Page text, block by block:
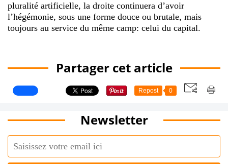
pluralité artificielle, la droite continuera d’avoir
l’hégémonie, sous une forme douce ou brutale, mais
toujours au service du même camp: celui du capital.
Partager cet article
Repost 0
Newsletter